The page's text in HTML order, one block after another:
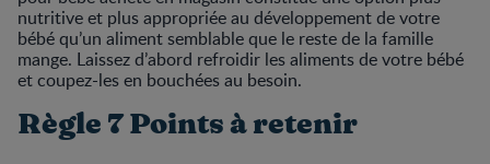
nutritive et plus appropriée au développement de votre
bébé qu’un aliment semblable que le reste de la famille
mange. Laissez d’abord refroidir les aliments de votre bébé
et coupez-les en bouchées au besoin.
Règle 7 Points à retenir